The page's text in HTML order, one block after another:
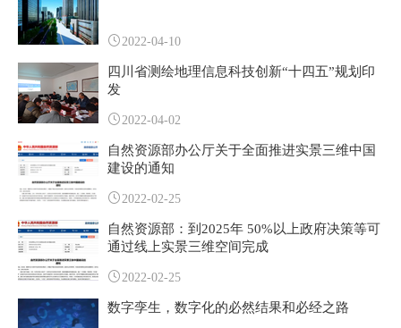
2022-04-10
四川省测绘地理信息科技创新“十四五”规划印
发
2022-04-02
自然资源部办公厅关于全面推进实景三维中国
建设的通知
2022-02-25
自然资源部：到2025年 50%以上政府决策等可
通过线上实景三维空间完成
2022-02-25
数字孪生，数字化的必然结果和必经之路